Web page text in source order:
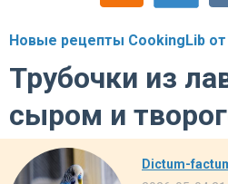
Новые рецепты CookingLib
Трубочки из
сыром и
Dictum-